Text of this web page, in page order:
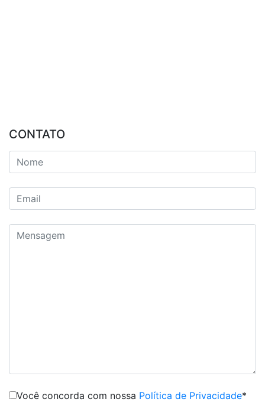
CONTATO
Você concorda com nossa Política de Privacidade*